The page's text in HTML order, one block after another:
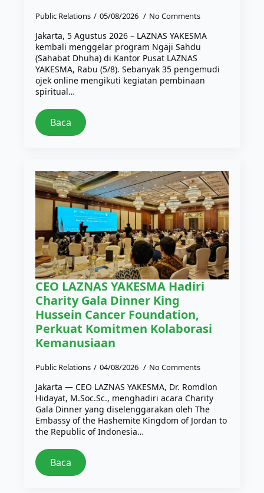
Public Relations 05/08/2026 No Comments
Jakarta, 5 Agustus 2026 – LAZNAS YAKESMA
kembali menggelar program Ngaji Sahdu
(Sahabat Dhuha) di Kantor Pusat LAZNAS
YAKESMA, Rabu (5/8). Sebanyak 35 pengemudi
ojek online mengikuti kegiatan pembinaan
spiritual…
Baca
CEO LAZNAS YAKESMA Hadiri
Charity Gala Dinner King
Hussein Cancer Foundation,
Perkuat Komitmen Kolaborasi
Kemanusiaan
Public Relations 04/08/2026 No Comments
Jakarta — CEO LAZNAS YAKESMA, Dr. Romdlon
Hidayat, M.Soc.Sc., menghadiri acara Charity
Gala Dinner yang diselenggarakan oleh The
Embassy of the Hashemite Kingdom of Jordan to
the Republic of Indonesia…
Baca